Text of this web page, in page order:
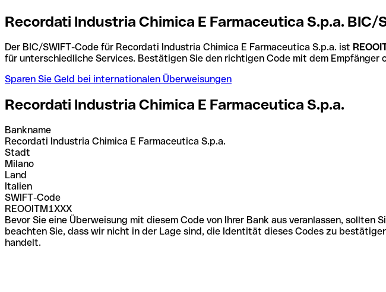
Recordati Industria Chimica E Farmaceutica S.p.a. BIC/
Der BIC/SWIFT-Code für Recordati Industria Chimica E Farmaceutica S.p.a. ist
für unterschiedliche Services. Bestätigen Sie den richtigen Code mit dem Empfänger
Sparen Sie Geld bei internationalen Überweisungen
Recordati Industria Chimica E Farmaceutica S.p.a.
Bankname
Recordati Industria Chimica E Farmaceutica S.p.a.
Stadt
Milano
Land
Italien
SWIFT-Code
REOOITM1XXX
Bevor Sie eine Überweisung mit diesem Code von Ihrer Bank aus veranlassen,
beachten Sie, dass wir nicht in der Lage sind, die Identität dieses Codes zu
handelt.